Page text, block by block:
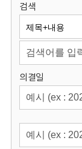
검색
의결일